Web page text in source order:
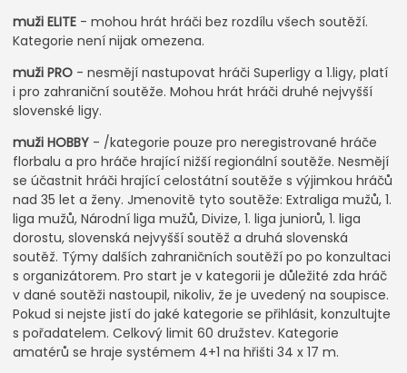
muži ELITE - mohou hrát hráči bez rozdílu všech soutěží.
Kategorie není nijak omezena.
muži PRO - nesmějí nastupovat hráči Superligy a 1.ligy, platí
i pro zahraniční soutěže. Mohou hrát hráči druhé nejvyšší
slovenské ligy.
muži HOBBY - /kategorie pouze pro neregistrované hráče
florbalu a pro hráče hrající nižší regionální soutěže. Nesmějí
se účastnit hráči hrající celostátní soutěže s výjimkou hráčů
nad 35 let a ženy. Jmenovitě tyto soutěže: Extraliga mužů, 1.
liga mužů, Národní liga mužů, Divize, 1. liga juniorů, 1. liga
dorostu, slovenská nejvyšší soutěž a druhá slovenská
soutěž. Týmy dalších zahraničních soutěží po po konzultaci
s organizátorem. Pro start je v kategorii je důležité zda hráč
v dané soutěži nastoupil, nikoliv, že je uvedený na soupisce.
Pokud si nejste jistí do jaké kategorie se přihlásit, konzultujte
s pořadatelem. Celkový limit 60 družstev. Kategorie
amatérů se hraje systémem 4+1 na hřišti 34 x 17 m.